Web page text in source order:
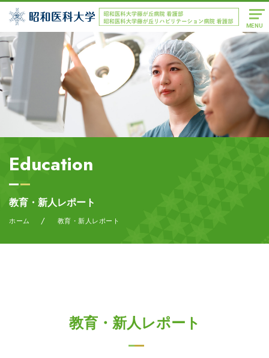
MENU
Education
教育・新人レポート
ホーム / 教育・新人レポート
教育・新人レポート